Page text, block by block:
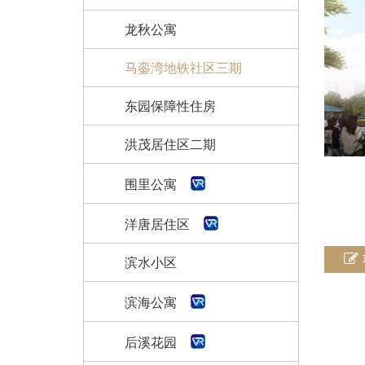
龙秋公寓
马銮湾地铁社区三期
东园保障性住房
洪茂居住区二期
围里公寓
洋唐居住区
滨水小区
滨海公寓
后溪花园